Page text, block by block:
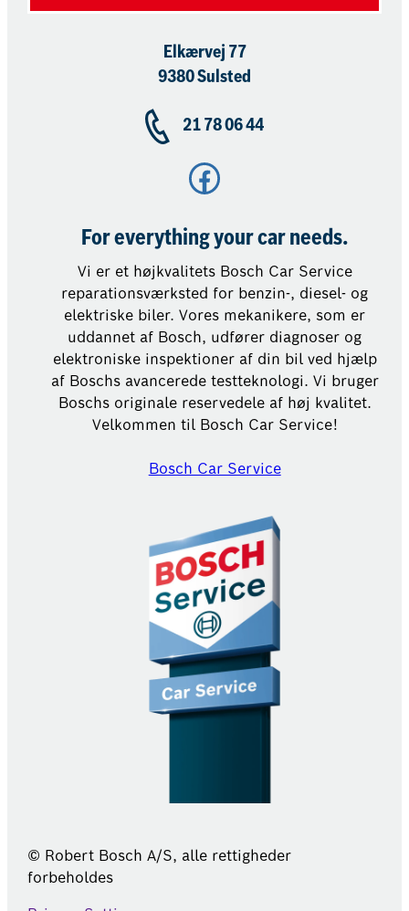
Elkærvej 77
9380 Sulsted
21 78 06 44
Facebook
For everything your car needs.
Vi er et højkvalitets Bosch Car Service
reparationsværksted for benzin-, diesel- og
elektriske biler. Vores mekanikere, som er
uddannet af Bosch, udfører diagnoser og
elektroniske inspektioner af din bil ved hjælp
af Boschs avancerede testteknologi. Vi bruger
Boschs originale reservedele af høj kvalitet.
Velkommen til Bosch Car Service!
Bosch Car Service
© Robert Bosch A/S, alle rettigheder
forbeholdes